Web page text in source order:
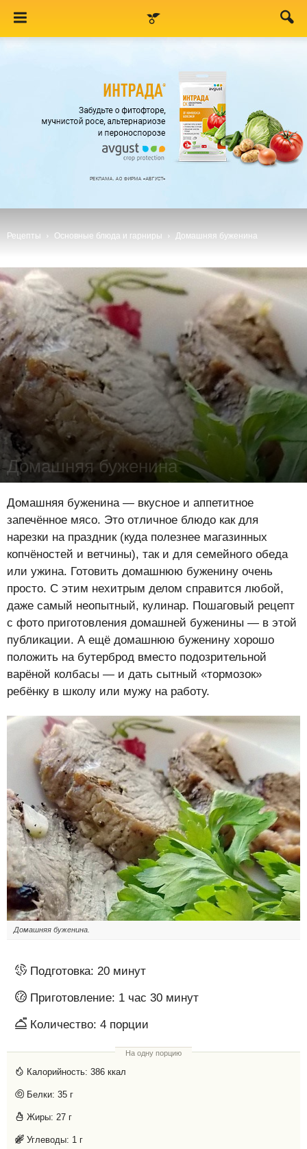
Рецепты Основные блюда и гарниры Домашняя буженина
Домашняя буженина
Домашняя буженина — вкусное и аппетитное
запечённое мясо. Это отличное блюдо как для
нарезки на праздник (куда полезнее магазинных
копчёностей и ветчины), так и для семейного обеда
или ужина. Готовить домашнюю буженину очень
просто. С этим нехитрым делом справится любой,
даже самый неопытный, кулинар. Пошаговый рецепт
с фото приготовления домашней буженины — в этой
публикации. А ещё домашнюю буженину хорошо
положить на бутерброд вместо подозрительной
варёной колбасы — и дать сытный «тормозок»
ребёнку в школу или мужу на работу.
Домашняя буженина.
Подготовка: 20 минут
Приготовление: 1 час 30 минут
Количество: 4 порции
На одну порцию
Калорийность: 386 ккал
Белки: 35 г
Жиры: 27 г
Углеводы: 1 г